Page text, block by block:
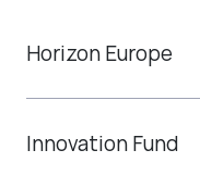
Horizon Europe
Innovation Fund